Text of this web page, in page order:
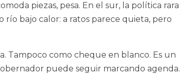
piezas, pesa. En el sur, la política rara
bajo calor: a ratos parece quieta, pero
Tampoco como cheque en blanco. Es un
puede seguir marcando agenda.